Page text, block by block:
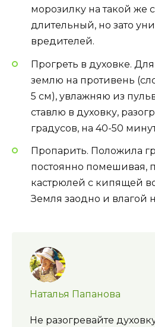
морозилку на такой же
длительный, но зато
вредителей.
Прогреть в духовке.
землю на противень
5 см), увлажняю из
ставлю в духовку,
градусов, на 40-50
Пропарить. Положила
постоянно помешивая,
кастрюлей с кипящей
Земля заодно и влагой
Наталья Папанова
Не разогревайте